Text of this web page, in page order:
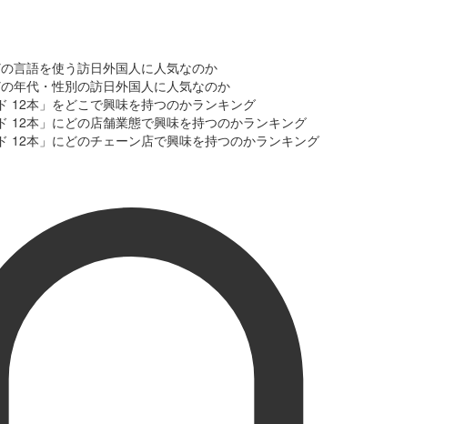
言語を使う訪日外国人に人気なのか
年代・性別の訪日外国人に人気なのか
12本」をどこで興味を持つのかランキング
12本」にどの店舗業態で興味を持つのかランキング
12本」にどのチェーン店で興味を持つのかランキング